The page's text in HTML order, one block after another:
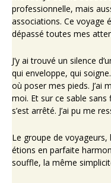
professionnelle, mais
associations. Ce voyage
dépassé toutes mes
J’y ai trouvé un silence
qui enveloppe, qui
où poser mes pieds. J’ai
moi. Et sur ce sable
s’est arrêté. J’ai pu me
Le groupe de
étions en parfaite
souffle, la même